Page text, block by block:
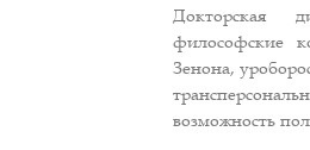
Докторская
философские
Зенона,
возможность